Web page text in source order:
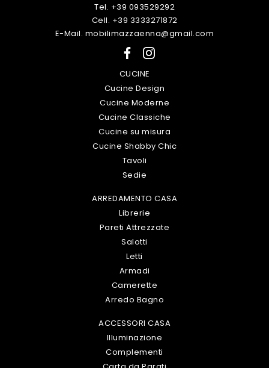
Tel. +39 093529292
Cell. +39 3333271872
E-Mail. mobilimazzaenna@gmail.com
CUCINE
Cucine Design
Cucine Moderne
Cucine Classiche
Cucine su misura
Cucine Shabby Chic
Tavoli
Sedie
ARREDAMENTO CASA
Librerie
Pareti Attrezzate
Salotti
Letti
Armadi
Camerette
Arredo Bagno
ACCESSORI CASA
Illuminazione
Complementi